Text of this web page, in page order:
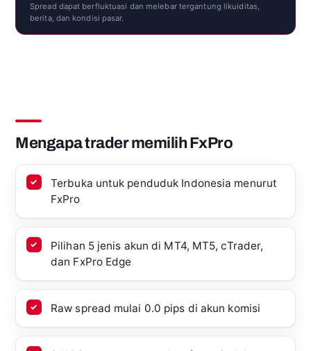
Spread dapat berfluktuasi dan melebar tergantung likuiditas,
berita, dan kondisi pasar.
Mengapa trader memilih FxPro
Terbuka untuk penduduk Indonesia menurut
FxPro
Pilihan 5 jenis akun di MT4, MT5, cTrader,
dan FxPro Edge
Raw spread mulai 0.0 pips di akun komisi